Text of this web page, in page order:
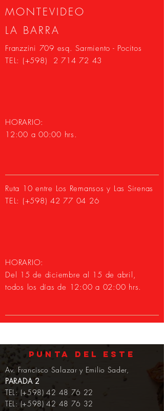
MONTEVIDEO
LA BARRA
Franzzini 709 esq. Sarmiento - Pocitos
TEL: (+598) 2 714 72 43
HORARIO:
12:00 a 00:00 hrs.
Ruta 10 entre Los Remansos y Las Sirenas
TEL: (+598) 42 77 04 26
HORARIO:
Del 15 de diciembre al 15 de abril,
todos los días de 12:00 a 02:00 hrs.
PUNTA DEL ESTE
Av. Francisco Salazar y Emilio Sader,
PARADA 2
TEL: (+598)42 48 76 22
TEL: (+598)42 48 76 32